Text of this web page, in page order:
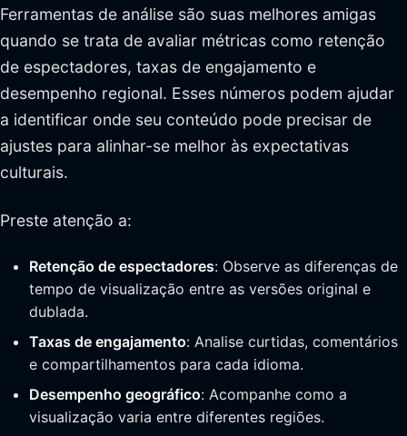
Ferramentas de análise são suas melhores amigas
quando se trata de avaliar métricas como retenção
de espectadores, taxas de engajamento e
desempenho regional. Esses números podem ajudar
a identificar onde seu conteúdo pode precisar de
ajustes para alinhar-se melhor às expectativas
culturais.
Preste atenção a:
Retenção de espectadores: Observe as diferenças de
tempo de visualização entre as versões original e
dublada.
Taxas de engajamento: Analise curtidas, comentários
e compartilhamentos para cada idioma.
Desempenho geográfico: Acompanhe como a
visualização varia entre diferentes regiões.